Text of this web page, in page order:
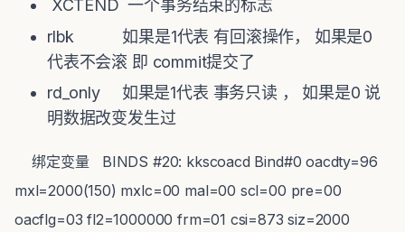
XCTEND 一个事务结束的标志
rlbk 如果是1代表 有回滚操作， 如果是0
代表不会滚 即 commit提交了
rd_only 如果是1代表 事务只读 ， 如果是0 说
明数据改变发生过
绑定变量 BINDS #20: kkscoacd Bind#0 oacdty=96
mxl=2000(150) mxlc=00 mal=00 scl=00 pre=00
oacflg=03 fl2=1000000 frm=01 csi=873 siz=2000